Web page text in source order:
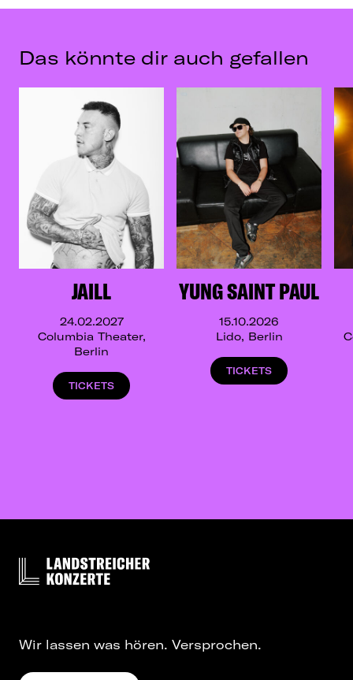
Das könnte dir auch gefallen
JAILL
24.02.2027
Columbia Theater,
Berlin
TICKETS
YUNG SAINT PAUL
15.10.2026
Lido, Berlin
TICKETS
Wir lassen was hören. Versprochen.